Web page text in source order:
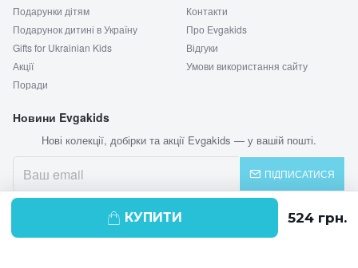
КУПИТИ
Подарунки дітям
Подарунок дитині в Україну
Gifts for Ukrainian Kids
Акції
Поради
Контакти
Про Evgakids
Відгуки
Умови використання сайту
Новини Evgakids
Нові колекції, добірки та акції Evgakids — у вашій пошті.
ПІДПИСАТИСЯ